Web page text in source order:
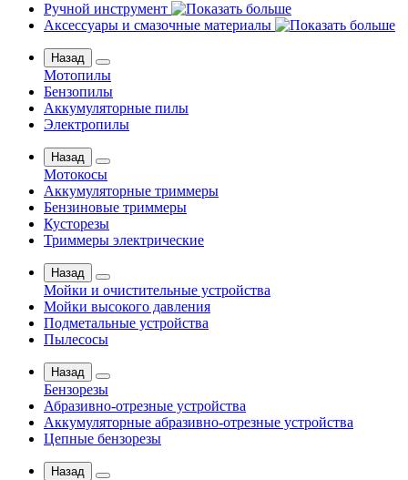
Ручной инструмент
Аксессуары и смазочные материалы
Назад
Мотопилы
Бензопилы
Аккумуляторные пилы
Электропилы
Назад
Мотокосы
Аккумуляторные триммеры
Бензиновые триммеры
Кусторезы
Триммеры электрические
Назад
Мойки и очистительные устройства
Мойки высокого давления
Подметальные устройства
Пылесосы
Назад
Бензорезы
Абразивно-отрезные устройства
Аккумуляторные абразивно-отрезные устройства
Цепные бензорезы
Назад